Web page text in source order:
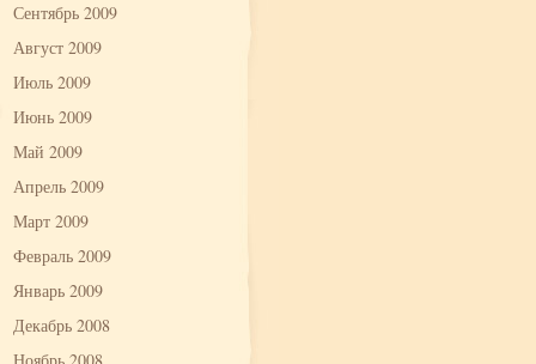
Сентябрь 2009
Август 2009
Июль 2009
Июнь 2009
Май 2009
Апрель 2009
Март 2009
Февраль 2009
Январь 2009
Декабрь 2008